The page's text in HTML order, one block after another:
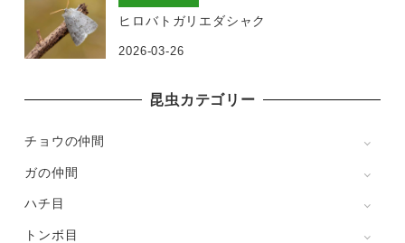
ヒロバトガリエダシャク
2026-03-26
昆虫カテゴリー
チョウの仲間
ガの仲間
ハチ目
トンボ目